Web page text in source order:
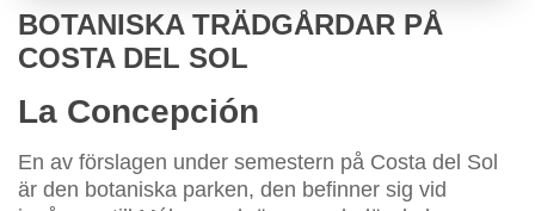
BOTANISKA TRÄDGÅRDAR PÅ
COSTA DEL SOL
La Concepción
En av förslagen under semestern på Costa del Sol
är den botaniska parken, den befinner sig vid